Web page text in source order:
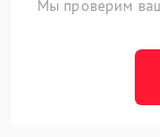
Мы проверим